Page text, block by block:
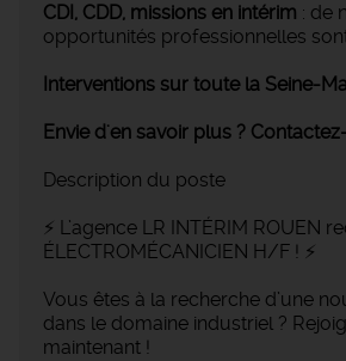
CDI, CDD, missions en intérim : de
opportunités professionnelles
Interventions sur toute la Seine-
Envie d'en savoir plus ?
Description du poste
⚡ L’agence LR INTÉRIM ROUEN
ÉLECTROMÉCANICIEN H/F ! ⚡
Vous êtes à la recherche d’une
dans le domaine industriel ?
maintenant !